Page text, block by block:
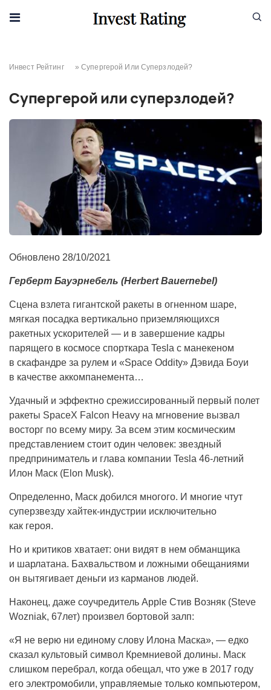
Инвест Рейтинг »Супергерой Или Суперзлодей?
Супергерой или суперзлодей?
Обновлено 28/10/2021
Герберт Бауэрнебель (Herbert Bauernebel)
Сцена взлета гигантской ракеты в огненном шаре,
мягкая посадка вертикально приземляющихся
ракетных ускорителей — и в завершение кадры
парящего в космосе спорткара Tesla с манекеном
в скафандре за рулем и «Space Oddity» Дэвида Боуи
в качестве аккомпанемента…
Удачный и эффектно срежиссированный первый полет
ракеты SpaceX Falcon Heavy на мгновение вызвал
восторг по всему миру. За всем этим космическим
представлением стоит один человек: звездный
предприниматель и глава компании Tesla 46-летний
Илон Маск (Elon Musk).
Определенно, Маск добился многого. И многие чтут
суперзвезду хайтек-индустрии исключительно
как героя.
Но и критиков хватает: они видят в нем обманщика
и шарлатана. Бахвальством и ложными обещаниями
он вытягивает деньги из карманов людей.
Наконец, даже соучредитель Apple Стив Возняк (Steve
Wozniak, 67лет) произвел бортовой залп:
«Я не верю ни единому слову Илона Маска», — едко
сказал культовый символ Кремниевой долины. Маск
слишком перебрал, когда обещал, что уже в 2017 году
его электромобили, управляемые только компьютером,